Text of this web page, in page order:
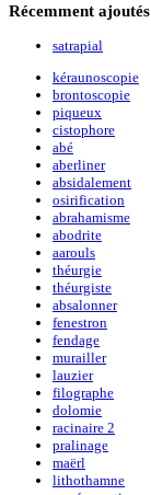
Récemment ajoutés
satrapial
kéraunoscopie
brontoscopie
piqueux
cistophore
abé
aberliner
absidalement
osirification
abrahamisme
abodrite
aarouls
théurgie
théurgiste
absalonner
fenestron
fendage
murailler
lauzier
filographe
dolomie
racinaire 2
pralinage
maërl
lithothamne